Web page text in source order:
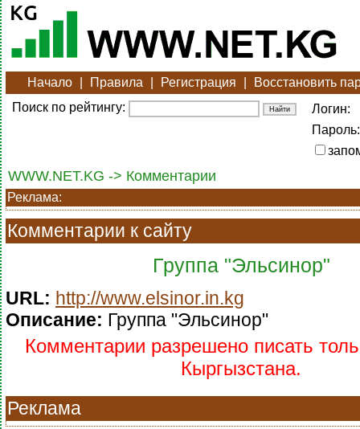
Начало Правила Регистрация
Восстановить
Поиск по рейтингу:
Логин:
Пароль:
WWW.NET.KG -> Комментарии
Реклама:
Комментарии к сайту
Группа "Эльсинор"
URL: http://www.elsinor.in.kg
Описание: Группа "Эльсинор"
Комментарии разрешено писать
Кыргызстана.
Реклама